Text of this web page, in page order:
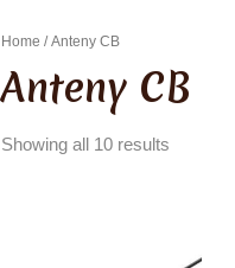
Home / Anteny CB
Anteny CB
Showing all 10 results